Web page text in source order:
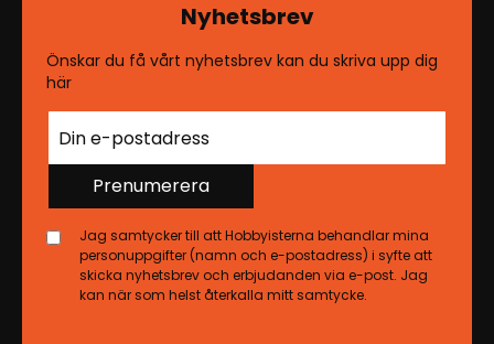
Nyhetsbrev
Önskar du få vårt nyhetsbrev kan du skriva upp dig
här
Prenumerera
Jag samtycker till att Hobbyisterna behandlar mina
personuppgifter (namn och e-postadress) i syfte att
skicka nyhetsbrev och erbjudanden via e-post. Jag
kan när som helst återkalla mitt samtycke.